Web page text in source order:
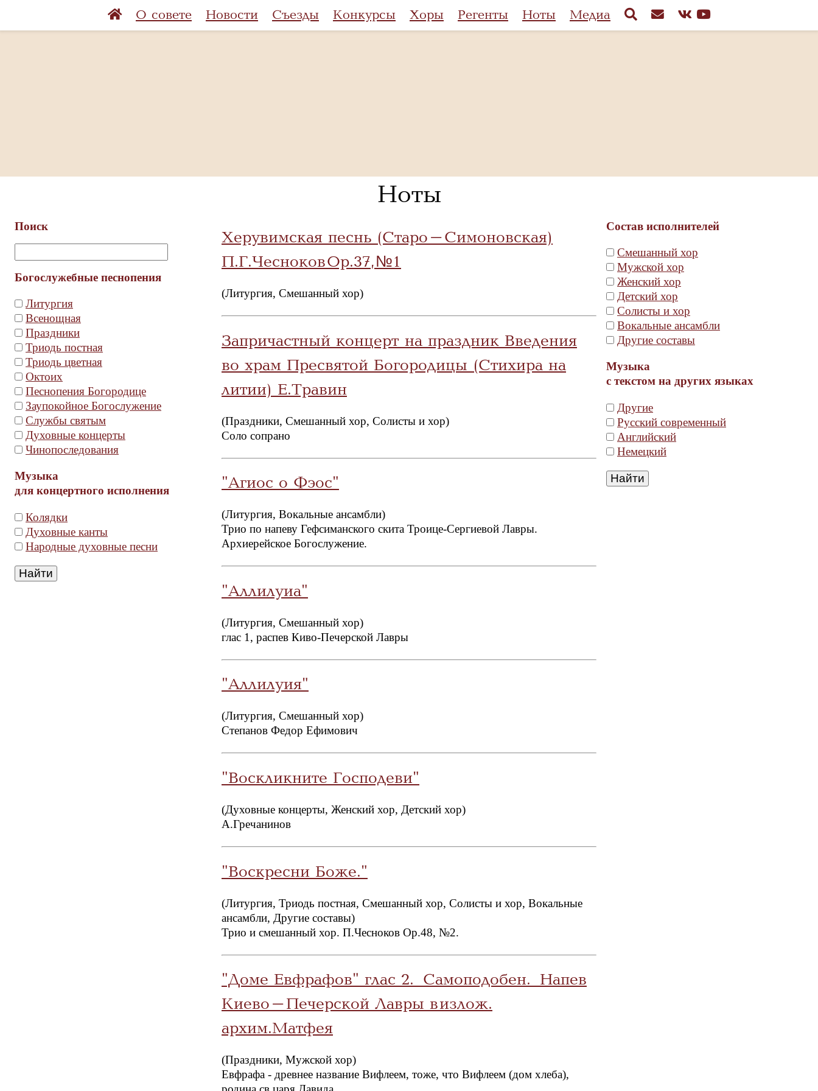
О совете Новости Съезды Конкурсы Хоры Регенты Ноты Медиа
Ноты
Поиск
Богослужебные песнопения
Литургия
Всенощная
Праздники
Триодь постная
Триодь цветная
Октоих
Песнопения Богородице
Заупокойное Богослужение
Службы святым
Духовные концерты
Чинопоследования
Музыка
для концертного исполнения
Колядки
Духовные канты
Народные духовные песни
Херувимская песнь (Старо-Симоновская)
П.Г.Чесноков Op.37, №1
(Литургия, Смешанный хор)
Запричастный концерт на праздник Введения
во храм Пресвятой Богородицы (Стихира на
литии) Е.Травин
(Праздники, Смешанный хор, Солисты и хор)
Соло сопрано
"Агиос о Фэос"
(Литургия, Вокальные ансамбли)
Трио по напеву Гефсиманского скита Троице-Сергиевой Лавры.
Архиерейское Богослужение.
"Аллилуиа"
(Литургия, Смешанный хор)
глас 1, распев Киво-Печерской Лавры
"Аллилуия"
(Литургия, Смешанный хор)
Степанов Федор Ефимович
"Воскликните Господеви"
(Духовные концерты, Женский хор, Детский хор)
А.Гречанинов
"Воскресни Боже."
(Литургия, Триодь постная, Смешанный хор, Солисты и хор, Вокальные
ансамбли, Другие составы)
Трио и смешанный хор. П.Чесноков Op.48, №2.
"Доме Евфрафов" глас 2. Самоподобен. Напев
Киево-Печерской Лавры в излож.
архим.Матфея
(Праздники, Мужской хор)
Евфрафа - древнее название Вифлеем, тоже, что Вифлеем (дом хлеба),
Состав исполнителей
Смешанный хор
Мужской хор
Женский хор
Детский хор
Солисты и хор
Вокальные ансамбли
Другие составы
Музыка
с текстом на других языках
Другие
Русский современный
Английский
Немецкий